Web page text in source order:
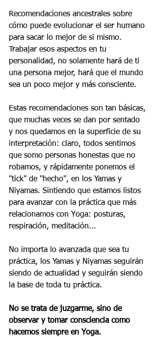
Recomendaciones ancestrales sobre
cómo puede evolucionar el ser humano
para sacar lo mejor de si mismo.
Trabajar esos aspectos en tu
personalidad, no solamente hará de ti
una persona mejor, hará que el mundo
sea un poco mejor y más consciente.
Estas recomendaciones son tan básicas,
que muchas veces se dan por sentado
y nos quedamos en la superficie de su
interpretación: claro, todos sentimos
que somo personas honestas que no
robamos, y rápidamente ponemos el
"tick" de "hecho", en los Yamas y
Niyamas. Sintiendo que estamos listos
para avanzar con la práctica que más
relacionamos con Yoga: posturas,
respiración, meditación...
No importa lo avanzada que sea tu
práctica, los Yamas y Niyamas seguirán
siendo de actualidad y seguirán siendo
la base de toda tu práctica.
No se trata de juzgarme, sino de
observar y tomar consciencia como
hacemos siempre en Yoga.